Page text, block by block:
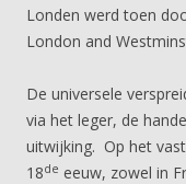
Londen werd toen
London and
De universele
via het leger, de
uitwijking. Op het
18de eeuw, zowel in